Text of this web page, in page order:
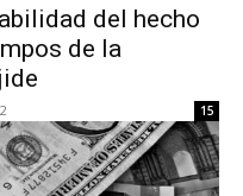
del hecho
de la
15